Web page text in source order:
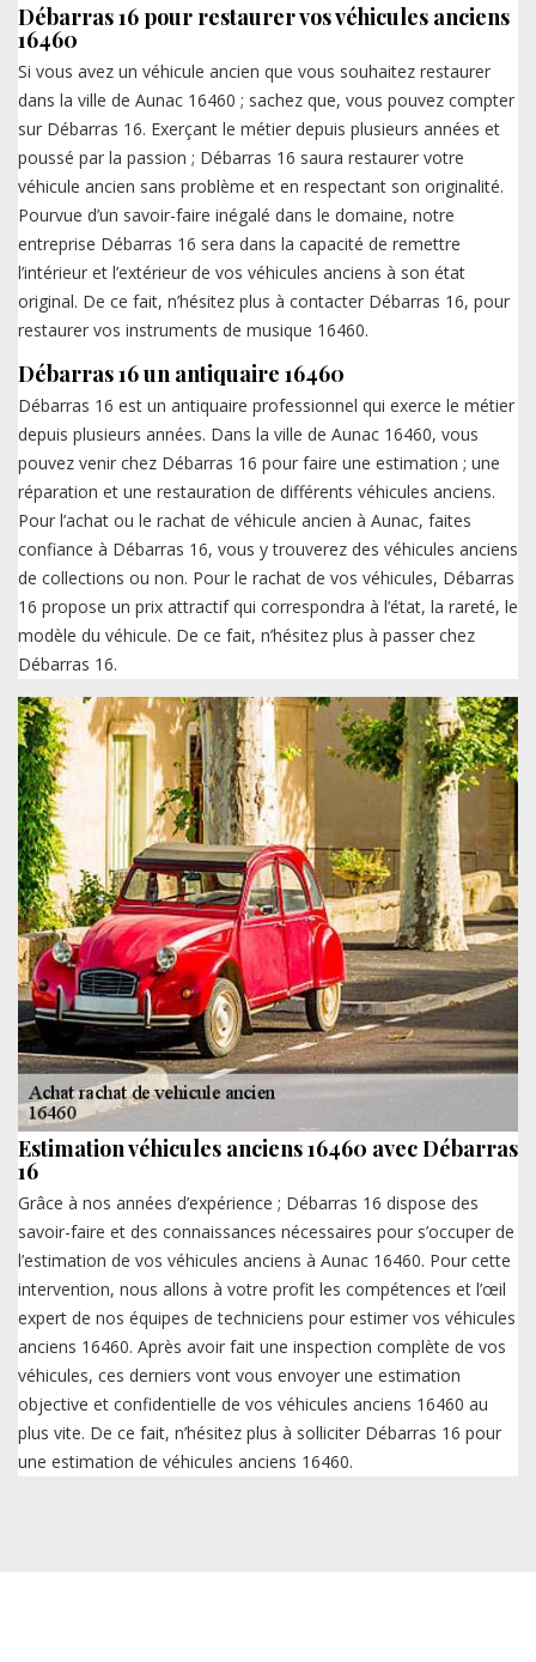
Débarras 16 pour restaurer vos véhicules anciens
16460
Si vous avez un véhicule ancien que vous souhaitez restaurer
dans la ville de Aunac 16460 ; sachez que, vous pouvez compter
sur Débarras 16. Exerçant le métier depuis plusieurs années et
poussé par la passion ; Débarras 16 saura restaurer votre
véhicule ancien sans problème et en respectant son originalité.
Pourvue d’un savoir-faire inégalé dans le domaine, notre
entreprise Débarras 16 sera dans la capacité de remettre
l’intérieur et l’extérieur de vos véhicules anciens à son état
original. De ce fait, n’hésitez plus à contacter Débarras 16, pour
restaurer vos instruments de musique 16460.
Débarras 16 un antiquaire 16460
Débarras 16 est un antiquaire professionnel qui exerce le métier
depuis plusieurs années. Dans la ville de Aunac 16460, vous
pouvez venir chez Débarras 16 pour faire une estimation ; une
réparation et une restauration de différents véhicules anciens.
Pour l’achat ou le rachat de véhicule ancien à Aunac, faites
confiance à Débarras 16, vous y trouverez des véhicules anciens
de collections ou non. Pour le rachat de vos véhicules, Débarras
16 propose un prix attractif qui correspondra à l’état, la rareté, le
modèle du véhicule. De ce fait, n’hésitez plus à passer chez
Débarras 16.
Estimation véhicules anciens 16460 avec Débarras
16
Grâce à nos années d’expérience ; Débarras 16 dispose des
savoir-faire et des connaissances nécessaires pour s’occuper de
l’estimation de vos véhicules anciens à Aunac 16460. Pour cette
intervention, nous allons à votre profit les compétences et l’œil
expert de nos équipes de techniciens pour estimer vos véhicules
anciens 16460. Après avoir fait une inspection complète de vos
véhicules, ces derniers vont vous envoyer une estimation
objective et confidentielle de vos véhicules anciens 16460 au
plus vite. De ce fait, n’hésitez plus à solliciter Débarras 16 pour
une estimation de véhicules anciens 16460.